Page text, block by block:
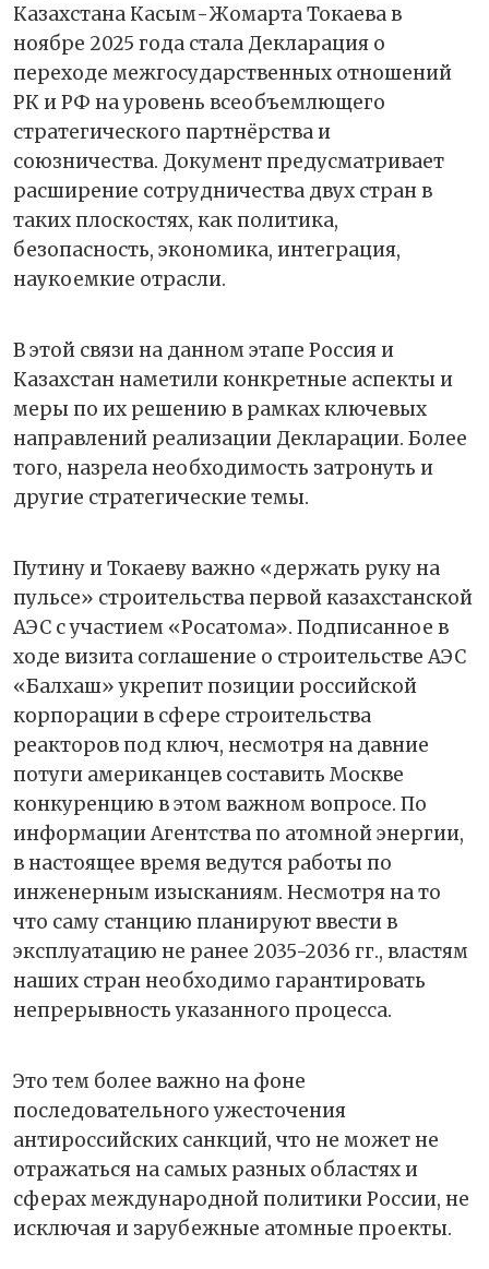
Казахстана Касым-Жомарта Токаева в
ноябре 2025 года стала Декларация о
переходе межгосударственных отношений
РК и РФ на уровень всеобъемлющего
стратегического партнёрства и
союзничества. Документ предусматривает
расширение сотрудничества двух стран в
таких плоскостях, как политика,
безопасность, экономика, интеграция,
наукоемкие отрасли.
В этой связи на данном этапе Россия и
Казахстан наметили конкретные аспекты и
меры по их решению в рамках ключевых
направлений реализации Декларации. Более
того, назрела необходимость затронуть и
другие стратегические темы.
Путину и Токаеву важно «держать руку на
пульсе» строительства первой казахстанской
АЭС с участием «Росатома». Подписанное в
ходе визита соглашение о строительстве АЭС
«Балхаш» укрепит позиции российской
корпорации в сфере строительства
реакторов под ключ, несмотря на давние
потуги американцев составить Москве
конкуренцию в этом важном вопросе. По
информации Агентства по атомной энергии,
в настоящее время ведутся работы по
инженерным изысканиям. Несмотря на то
что саму станцию планируют ввести в
эксплуатацию не ранее 2035-2036 гг., властям
наших стран необходимо гарантировать
непрерывность указанного процесса.
Это тем более важно на фоне
последовательного ужесточения
антироссийских санкций, что не может не
отражаться на самых разных областях и
сферах международной политики России, не
исключая и зарубежные атомные проекты.